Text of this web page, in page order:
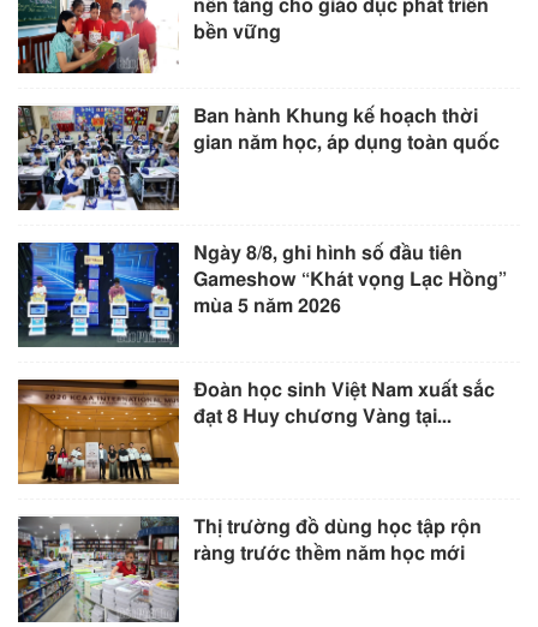
nền tảng cho giáo dục phát triển
bền vững
Ban hành Khung kế hoạch thời
gian năm học, áp dụng toàn quốc
Ngày 8/8, ghi hình số đầu tiên
Gameshow “Khát vọng Lạc Hồng”
mùa 5 năm 2026
Đoàn học sinh Việt Nam xuất sắc
đạt 8 Huy chương Vàng tại...
Thị trường đồ dùng học tập rộn
ràng trước thềm năm học mới